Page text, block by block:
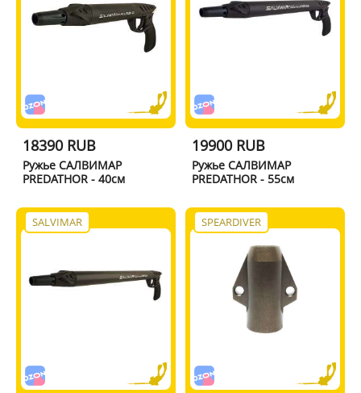
18390 RUB
Ружье САЛВИМАР
PREDATHOR - 40см
19900 RUB
Ружье САЛВИМАР
PREDATHOR - 55см
SALVIMAR SPEARDIVER